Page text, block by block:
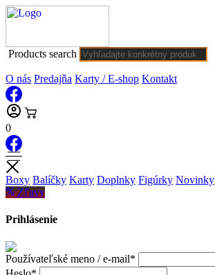
Products search
O nás Predajňa Karty / E-shop Kontakt
0
Boxy Balíčky Karty Doplnky Figúrky Novinky
Zľavy
Prihlásenie
Používateľské meno / e-mail*